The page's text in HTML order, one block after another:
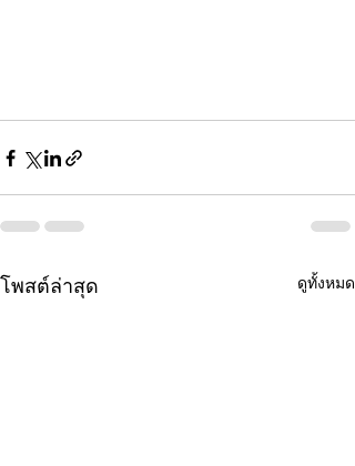
โพสต์ล่าสุด ดูทั้งหมด